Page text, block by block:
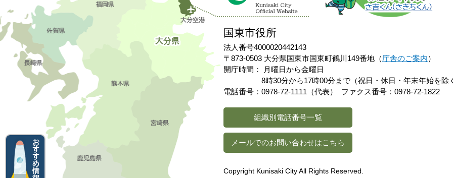
国東市役所
法人番号4000020442143
〒873-0503 大分県国東市国東町鶴川149番地（庁舎のご案内）
開庁時間：
月曜日から金曜日
8時30分から17時00分まで（祝日・休日・年末年始を除
電話番号：0978-72-1111（代表）
ファクス番号：0978-72-1822
組織別電話番号一覧
メールでのお問い合わせはこちら
Copyright Kunisaki City All Rights Reserved.